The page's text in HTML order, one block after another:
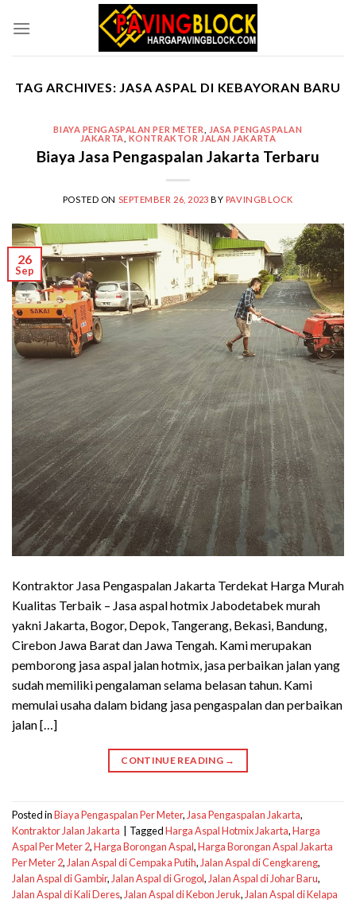
TAG ARCHIVES: JASA ASPAL DI KEBAYORAN BARU
BIAYA PENGASPALAN PER METER
JASA PENGASPALAN
JAKARTA KONTRAKTOR JALAN JAKARTA
Biaya Jasa Pengaspalan Jakarta Terbaru
POSTED ON SEPTEMBER 26, 2023 BY PAVINGBLOCK
26
Sep
Kontraktor Jasa Pengaspalan Jakarta Terdekat Harga Murah
Kualitas Terbaik – Jasa aspal hotmix Jabodetabek murah
yakni Jakarta, Bogor, Depok, Tangerang, Bekasi, Bandung,
Cirebon Jawa Barat dan Jawa Tengah. Kami merupakan
pemborong jasa aspal jalan hotmix, jasa perbaikan jalan yang
sudah memiliki pengalaman selama belasan tahun. Kami
memulai usaha dalam bidang jasa pengaspalan dan perbaikan
jalan […]
CONTINUE READING →
Posted inBiaya Pengaspalan Per Meter, Jasa Pengaspalan Jakarta,
Kontraktor Jalan Jakarta
TaggedHarga Aspal Hotmix Jakarta,Harga
Aspal Per Meter 2,Harga Borongan Aspal,Harga Borongan Aspal Jakarta
Per Meter 2, Jalan Aspal di Cempaka Putih, Jalan Aspal di Cengkareng,
Jalan Aspal di Gambir, Jalan Aspal di Grogol, Jalan Aspal di Johar Baru,
Jalan Aspal di Kali Deres, Jalan Aspal di Kebon Jeruk, Jalan Aspal di Kelapa